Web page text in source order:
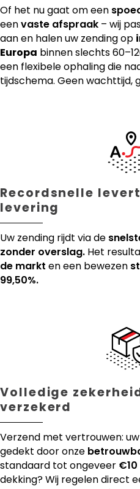
Of het nu gaat om een
eenvaste afspraak – wij
aan en halen uw zending op
Europa binnen slechts
een flexibele ophaling die
tijdschema. Geen wachttijd,
Recordsnelle
levering
Uw zending rijdt via de
zonder overslag. Het
de markt en een bewezen
99,50%.
Volledige
verzekerd
Verzend met vertrouwen:
gedekt door onze
standaard tot ongeveer
dekking? Wij regelen direct